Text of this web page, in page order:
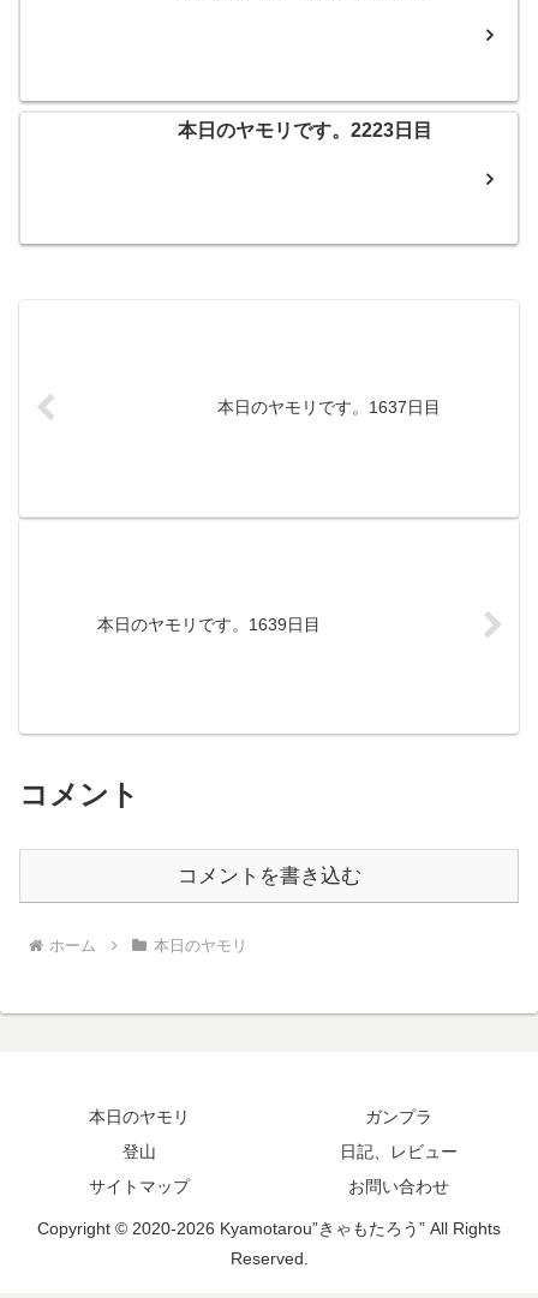
本日のヤモリです。2223日目
本日のヤモリです。1637日目
本日のヤモリです。1639日目
コメント
コメントを書き込む
ホーム 本日のヤモリ
本日のヤモリ
ガンプラ
登山
日記、レビュー
サイトマップ
お問い合わせ
Copyright © 2020-2026 Kyamotarou”きゃもたろう” All Rights
Reserved.